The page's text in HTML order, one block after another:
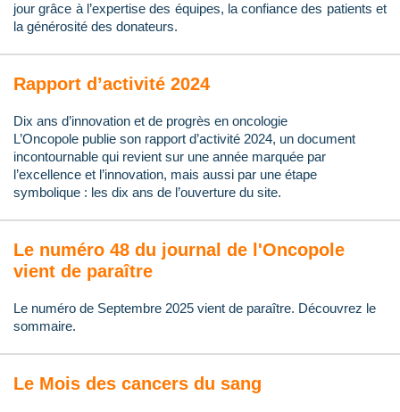
jour grâce à l’expertise des équipes, la confiance des patients et
la générosité des donateurs.
Rapport d’activité 2024
Dix ans d’innovation et de progrès en oncologie
L’Oncopole publie son rapport d’activité 2024, un document
incontournable qui revient sur une année marquée par
l’excellence et l’innovation, mais aussi par une étape
symbolique : les dix ans de l’ouverture du site.
Le numéro 48 du journal de l'Oncopole
vient de paraître
Le numéro de Septembre 2025 vient de paraître. Découvrez le
sommaire.
Le Mois des cancers du sang